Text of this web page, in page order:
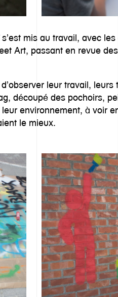
s’est mis au travail, avec
Art, passant en revue
leur travail,
découpé des pochoirs,
environnement, à voir
le mieux.